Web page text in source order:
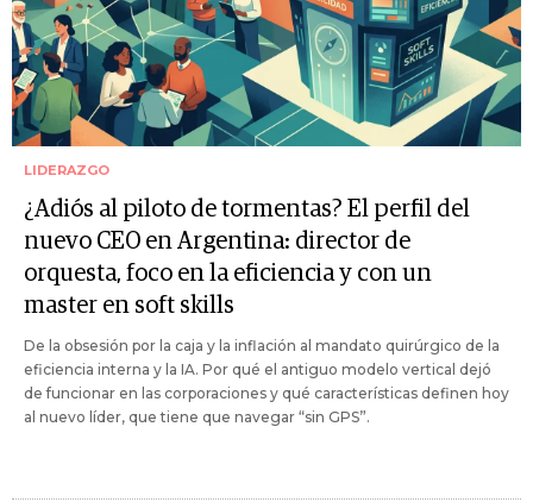
LIDERAZGO
¿Adiós al piloto de tormentas? El perfil del
nuevo CEO en Argentina: director de
orquesta, foco en la eficiencia y con un
master en soft skills
De la obsesión por la caja y la inflación al mandato quirúrgico de la
eficiencia interna y la IA. Por qué el antiguo modelo vertical dejó
de funcionar en las corporaciones y qué características definen hoy
al nuevo líder, que tiene que navegar “sin GPS”.